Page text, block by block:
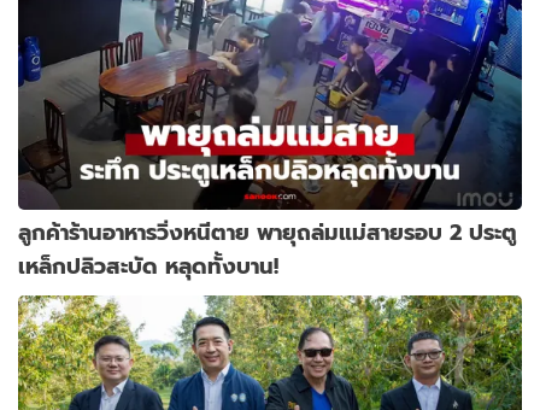
ลูกค้าร้านอาหารวิ่งหนีตาย พายุถล่มแม่สายรอบ 2 ประตู
เหล็กปลิวสะบัด หลุดทั้งบาน!